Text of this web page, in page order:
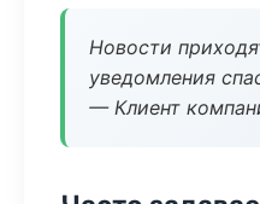
Новости
уведомления
— Клиент